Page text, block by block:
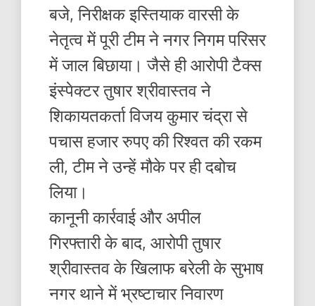
बजे, निरीक्षक इस्तियाक वारसी के
नेतृत्व में पूरी टीम ने नगर निगम परिसर
में जाल बिछाया। जैसे ही आरोपी टैक्स
इंस्पेक्टर तुषार श्रीवास्तव ने
शिकायतकर्ता विजय कुमार चंद्रा से
पचास हजार रुपए की रिश्वत की रकम
ली, टीम ने उन्हें मौके पर ही दबोच
लिया।
कानूनी कार्रवाई और अपील
गिरफ्तारी के बाद, आरोपी तुषार
श्रीवास्तव के खिलाफ बरेली के सुभाष
नगर थाने में भ्रष्टाचार निवारण